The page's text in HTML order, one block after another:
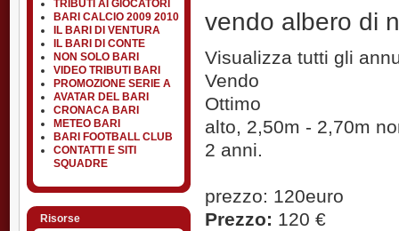
TRIBUTI AI GIOCATORI
BARI CALCIO 2009 2010
IL BARI DI VENTURA
IL BARI DI CONTE
NON SOLO BARI
VIDEO TRIBUTI BARI
PROMOZIONE SERIE A
AVATAR DEL BARI
CRONACA BARI
METEO BARI
BARI FOOTBALL CLUB
CONTATTI E SITI
SQUADRE
Risorse
vendo albero di
Visualizza tutti gli
Vendo
Ottimo
alto, 2,50m - 2,70m
2 anni.
prezzo: 120euro
Prezzo: 120 €